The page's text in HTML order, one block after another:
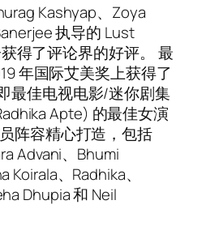
Kashyap、Zoya
执导的 Lust
得了评论界的好评。 最
年国际艾美奖上获得了
最佳电视电影/迷你剧集
Apte) 的最佳女演
阵容精心打造，包括
Advani、Bhumi
、Radhika、
Dhupia 和 Neil